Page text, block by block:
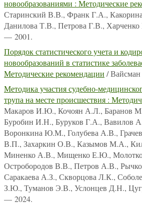
новообразованиями : Методические
Старинский В.В., Франк Г.А.,
Данилова Т.В., Петрова Г.В.,
— 2001.
Порядок статистического учета и
новообразований в статистике
Методические рекомендации /
Методика участия судебно-
трупа на месте происшествия :
Макаров И.Ю., Кочоян А.Л., Баранов
Буробин И.Н., Буруков Г.А., Вавилов
Воронкина Ю.М., Голубева А.В.,
В.П., Захаркин О.В., Казымов М.А.,
Миненко А.В., Мищенко Е.Ю.,
Остробородов В.В., Петров А.В.,
Саракаева А.З., Скворцова Л.К.,
З.Ю., Туманов Э.В., Услонцев Д.Н.,
— 2024.